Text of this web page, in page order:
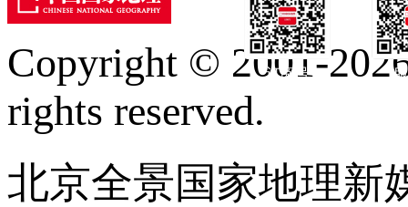
订阅号
Copyright © 2001-
rights reserved.
北京全景国家地理新